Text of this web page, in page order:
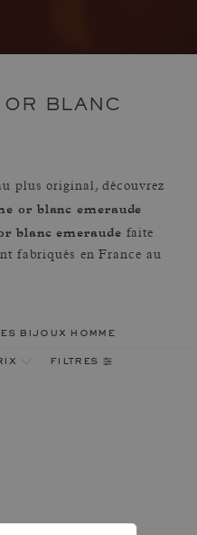
OR BLANC
plus original, découvrez
or blanc emeraude
blanc emeraude faite
fabriqués en France au
bijoux homme
filtres